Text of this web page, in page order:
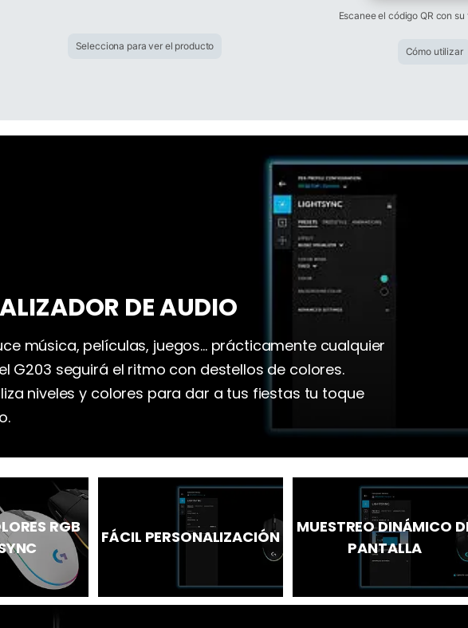
Selecciona para ver el producto
Escanee el código QR con
Cómo utilizar
DE AUDIO
música, películas, juegos... prácticamente cualquier
G203 seguirá el ritmo con destellos de colores.
niveles y colores para dar a tus fiestas tu toque
RGB
FÁCIL PERSONALIZACIÓN
MUESTREO DINÁMICO
PANTALLA